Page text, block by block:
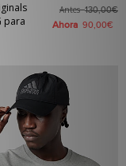
para
Antes130,00€
Ahora 90,00€